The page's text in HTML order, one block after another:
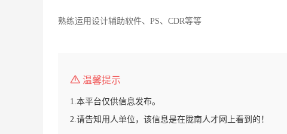
熟练运用设计辅助软件、PS、CDR等等
温馨提示
1.本平台仅供信息发布。
2.请告知用人单位，该信息是在陇南人才网上看到的！